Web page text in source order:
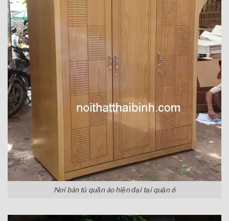
Nơi bán tủ quần áo hiện đại tại quận 6